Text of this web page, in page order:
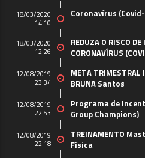
18/03/2020
14:10
Coronavírus
18/03/2020
12:26
REDUZA O RISCO
CORONAVÍRUS
12/08/2019
23:34
META TRIMESTRAL
BRUNA Santos
12/08/2019
22:53
Programa de
Group Champions)
12/08/2019
22:18
TREINAMENTO
Física